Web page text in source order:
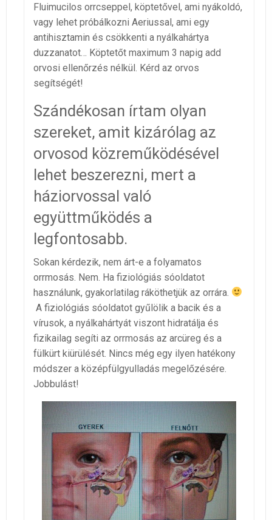
Fluimucilos orrcseppel, köptetővel, ami nyákoldó,
vagy lehet próbálkozni Aeriussal, ami egy
antihisztamin és csökkenti a nyálkahártya
duzzanatot… Köptetőt maximum 3 napig add
orvosi ellenőrzés nélkül. Kérd az orvos
segítségét!
Szándékosan írtam olyan
szereket, amit kizárólag az
orvosod közreműködésével
lehet beszerezni, mert a
háziorvossal való
együttműködés a
legfontosabb.
Sokan kérdezik, nem árt-e a folyamatos
orrmosás. Nem. Ha fiziológiás sóoldatot
használunk, gyakorlatilag ráköthetjük az orrára.
A fiziológiás sóoldatot gyűlölik a bacik és a
vírusok, a nyálkahártyát viszont hidratálja és
fizikailag segíti az orrmosás az arcüreg és a
fülkürt kiürülését. Nincs még egy ilyen hatékony
módszer a középfülgyulladás megelőzésére.
Jobbulást!